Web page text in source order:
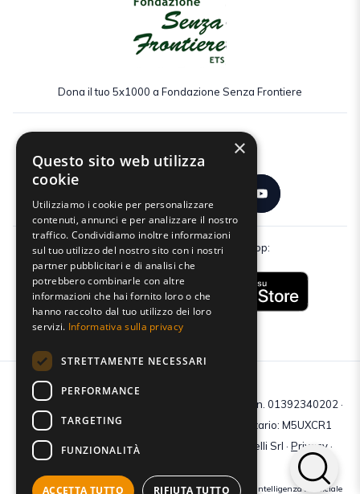
Dona il tuo 5x1000 a Fondazione Senza Frontiere
Scarica gratuitamente la nostra app:
C.F e P.IVA: 01392340202 · Reg.Imp. di Mantova: n. 01392340202 ·
Capitale sociale € 210.400 i.v. · Codice destinatario: M5UXCR1
© 2026 Tutti i diritti riservati · Centro Studi Castelli Srl · Privacy·
Crediti immagini: bigstockphoto | generate tramite modelli di Intelligenza Artificiale
×
Questo sito web utilizza
cookie
Utilizziamo i cookie per personalizzare
contenuti, annunci e per analizzare il nostro
traffico. Condividiamo inoltre informazioni
sul tuo utilizzo del nostro sito con i nostri
partner pubblicitari e di analisi che
potrebbero combinarle con altre
informazioni che hai fornito loro o che
hanno raccolto dal tuo utilizzo dei loro
servizi. Informativa sulla privacy
STRETTAMENTE NECESSARI
PERFORMANCE
TARGETING
FUNZIONALITÀ
ACCETTA TUTTO RIFIUTA TUTTO